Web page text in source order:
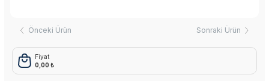
Peştemaller
Önceki Ürün Sonraki Ürün
Fiyat
0,00 ₺